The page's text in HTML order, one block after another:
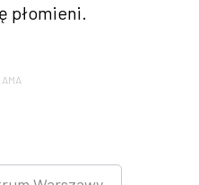
płomieni.